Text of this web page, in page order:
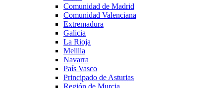
Comunidad de Madrid
Comunidad Valenciana
Extremadura
Galicia
La Rioja
Melilla
Navarra
País Vasco
Principado de Asturias
Región de Murcia